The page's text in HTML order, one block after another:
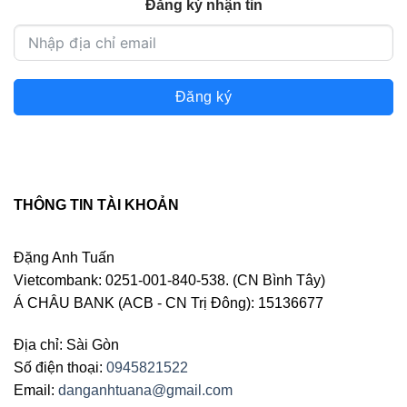
Đăng ký nhận tin
Đăng ký
THÔNG TIN TÀI KHOẢN
Đặng Anh Tuấn
Vietcombank: 0251-001-840-538. (CN Bình Tây)
Á CHÂU BANK (ACB - CN Trị Đông): 15136677
Địa chỉ: Sài Gòn
Số điện thoại: 0945821522
Email: danganhtuana@gmail.com